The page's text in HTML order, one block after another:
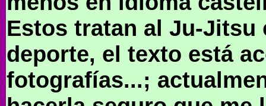
Estos tratan al Ju-Jitsu
deporte, el texto está
fotografías...;